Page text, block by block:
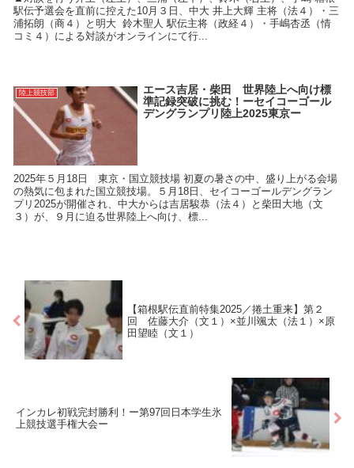
駅伝予選会を直前に控えた10月３日、中大 井上大輝 主将（法４）・三
浦拓朗（商４）と明大 鈴木聖人 駅伝主将（政経４）・手嶋杏丞（情
コミ４）による対談がオンラインにて行...
陸上競技部
エース吉居・柴田 世界陸上へ向け標
準記録突破に挑む！ーセイコーゴール
デングランプリ陸上2025東京ー
2025年５月18日 東京・国立競技場 初夏の暑さの中、盛り上がる会場
の熱気に包まれた国立競技場。５月18日、セイコーゴールデングラン
プリ2025が開催され、中大からは吉居駿恭（法４）と柴田大地（文
３）が、９月に迫る世界陸上へ向け、標...
【箱根駅伝直前特集2025／捲土重来】第２
回 佐藤大介（文１）×並川颯太（法１）×原
田望睦（文１）
インカレ初戦完封勝利！ー第97回日本学生氷
上競技選手権大会ー